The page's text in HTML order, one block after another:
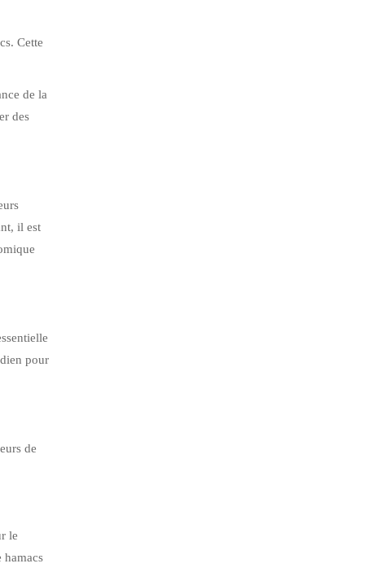
Cette
de la
des
il est
pour
de
le
hamacs